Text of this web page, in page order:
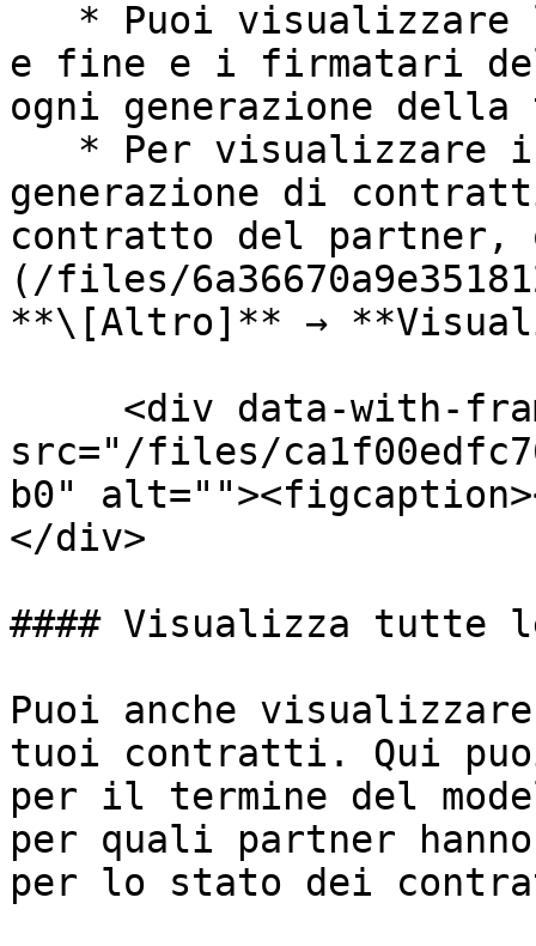
e fine e i firmatari
ogni generazione
generazione di
contratto del
(/files/
**\[Altro]** →
src="/files/
b0"
</div>
#### Visualizza tutte
Puoi anche
tuoi contratti. Qui
per il termine del
per quali partner
per lo stato dei